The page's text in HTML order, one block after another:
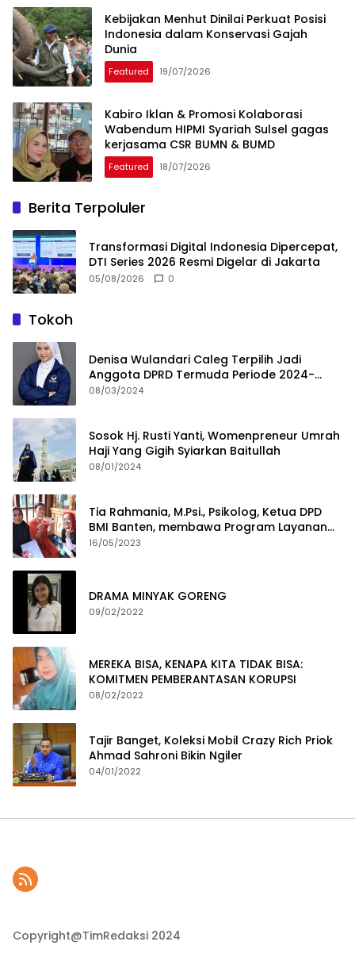
Kebijakan Menhut Dinilai Perkuat Posisi
Indonesia dalam Konservasi Gajah
Dunia
Featured 19/07/2026
Kabiro Iklan & Promosi Kolaborasi
Wabendum HIPMI Syariah Sulsel gagas
kerjasama CSR BUMN & BUMD
Featured 18/07/2026
Berita Terpoluler
Transformasi Digital Indonesia Dipercepat,
DTI Series 2026 Resmi Digelar di Jakarta
05/08/2026 0
Tokoh
Denisa Wulandari Caleg Terpilih Jadi
Anggota DPRD Termuda Periode 2024-
2029
08/03/2024
Sosok Hj. Rusti Yanti, Womenpreneur Umrah
Haji Yang Gigih Syiarkan Baitullah
08/01/2024
Tia Rahmania, M.Psi., Psikolog, Ketua DPD
BMI Banten, membawa Program Layanan
Pembuatan Dokumen Kependudukan
16/05/2023
DRAMA MINYAK GORENG
09/02/2022
MEREKA BISA, KENAPA KITA TIDAK BISA:
KOMITMEN PEMBERANTASAN KORUPSI
08/02/2022
Tajir Banget, Koleksi Mobil Crazy Rich Priok
Ahmad Sahroni Bikin Ngiler
04/01/2022
Copyright@TimRedaksi 2024